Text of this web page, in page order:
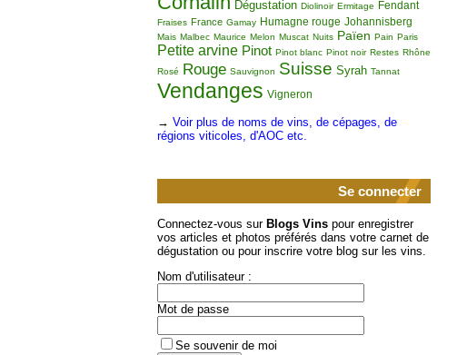
Dégustation Diolinoir Ermitage Fendant
Fraises France Gamay Humagne rouge Johannisberg
Mais Malbec Maurice Melon Muscat Nuits Païen Pain Paris
Petite arvine Pinot Pinot blanc Pinot noir Restes Rhône
Rosé Rouge Sauvignon Suisse Syrah Tannat
Vendanges Vigneron
→ Voir plus de noms de vins, de cépages, de
régions viticoles, d'AOC etc.
Se connecter
Connectez-vous sur Blogs Vinspour enregistrer
vos articles et photos préférés dans votre carnet de
dégustation ou pour inscrire votre blog sur les vins.
Nom d'utilisateur :
Mot de passe
Se souvenir de moi